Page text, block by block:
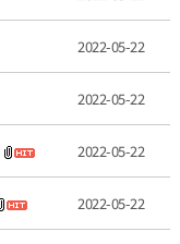
2022-05-22
2022-05-22
2022-05-22
2022-05-22